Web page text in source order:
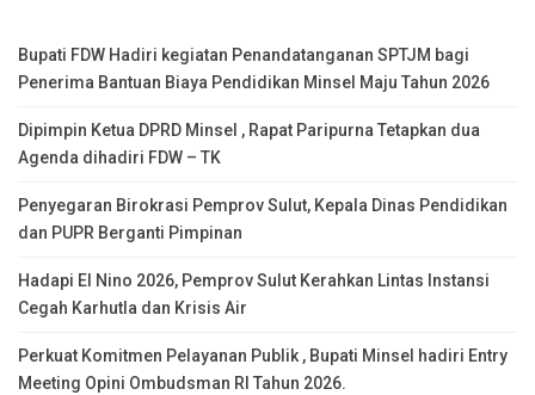
Bupati FDW Hadiri kegiatan Penandatanganan SPTJM bagi
Penerima Bantuan Biaya Pendidikan Minsel Maju Tahun 2026
Dipimpin Ketua DPRD Minsel , Rapat Paripurna Tetapkan dua
Agenda dihadiri FDW – TK
Penyegaran Birokrasi Pemprov Sulut, Kepala Dinas Pendidikan
dan PUPR Berganti Pimpinan
Hadapi El Nino 2026, Pemprov Sulut Kerahkan Lintas Instansi
Cegah Karhutla dan Krisis Air
Perkuat Komitmen Pelayanan Publik , Bupati Minsel hadiri Entry
Meeting Opini Ombudsman RI Tahun 2026.